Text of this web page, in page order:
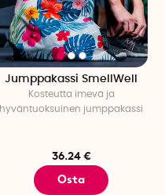
Jumppakassi SmellWell
Kosteutta imevä ja
hyväntuoksuinen jumppakassi
36.24 €
Osta